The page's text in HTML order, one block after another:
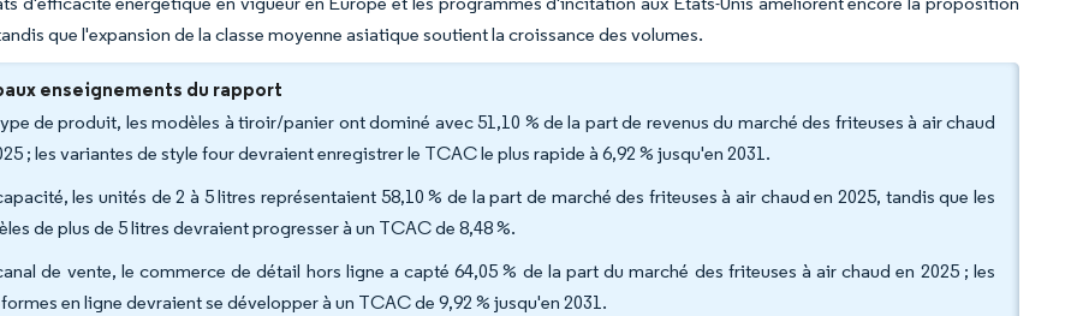
que l'expansion de la classe moyenne asiatique soutient la croissance des volumes.
enseignements du rapport
de produit, les modèles à tiroir/panier ont dominé avec 51,10 % de la part de revenus du marché des friteuses à air chaud
; les variantes de style four devraient enregistrer le TCAC le plus rapide à 6,92 % jusqu'en 2031.
les unités de 2 à 5 litres représentaient 58,10 % de la part de marché des friteuses à air chaud en 2025, tandis que les
de plus de 5 litres devraient progresser à un TCAC de 8,48 %.
de vente, le commerce de détail hors ligne a capté 64,05 % de la part du marché des friteuses à air chaud en 2025 ; les
en ligne devraient se développer à un TCAC de 9,92 % jusqu'en 2031.